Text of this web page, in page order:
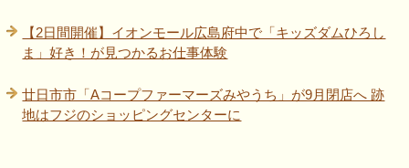
【2日間開催】イオンモール広島府中で「キッズダムひろし
ま」好き！が見つかるお仕事体験
廿日市市「Aコープファーマーズみやうち」が9月閉店へ 跡
地はフジのショッピングセンターに